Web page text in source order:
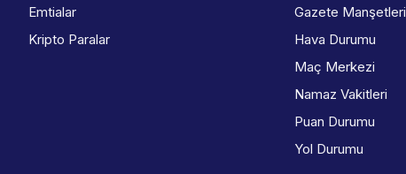
Emtialar
Kripto Paralar
Gazete Manşetleri
Hava Durumu
Maç Merkezi
Namaz Vakitleri
Puan Durumu
Yol Durumu